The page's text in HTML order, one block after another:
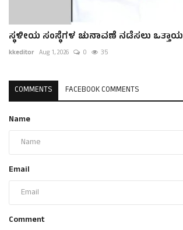
ಸ್ಥಳೀಯ ಸಂಸ್ಥೆಗಳ ಚುನಾವಣೆ ನಡೆಸಲು ಒತ್ತಾಯ
kkeditor Aug 1, 2026 0 35
COMMENTS FACEBOOK COMMENTS
Name
Email
Comment